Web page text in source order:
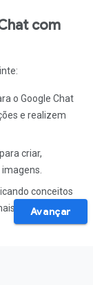
com
o Google Chat
e realizem
criar,
conceitos
práticas,
Chat
Avançar